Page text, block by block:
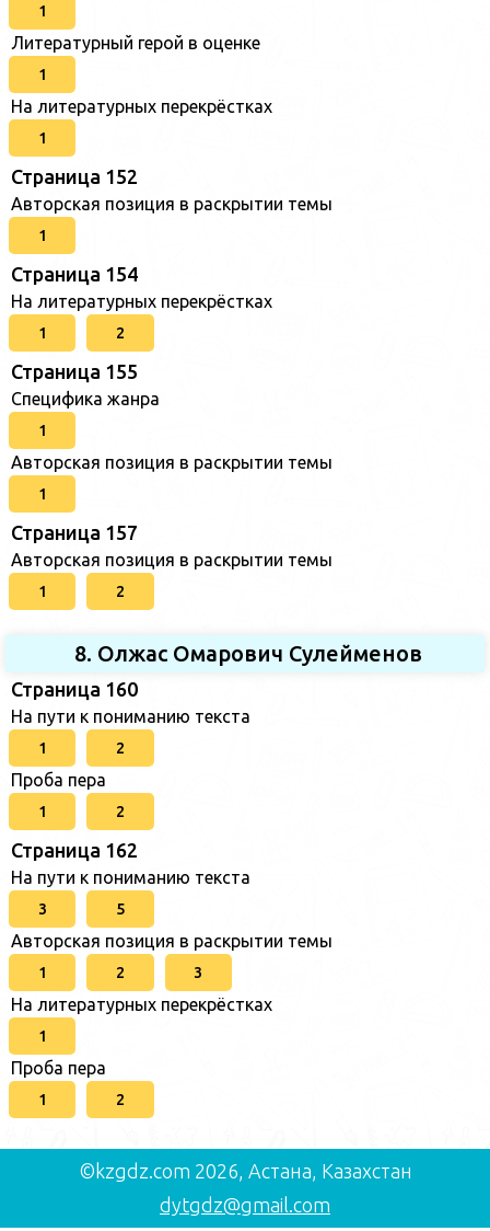
1
Литературный герой в оценке
1
На литературных перекрёстках
1
Страница 152
Авторская позиция в раскрытии темы
1
Страница 154
На литературных перекрёстках
1 2
Страница 155
Специфика жанра
1
Авторская позиция в раскрытии темы
1
Страница 157
Авторская позиция в раскрытии темы
1 2
8. Олжас Омарович Сулейменов
Страница 160
На пути к пониманию текста
1 2
Проба пера
1 2
Страница 162
На пути к пониманию текста
3 5
Авторская позиция в раскрытии темы
1 2 3
На литературных перекрёстках
1
Проба пера
1 2
©kzgdz.com 2026, Астана, Казахстан
dytgdz@gmail.com